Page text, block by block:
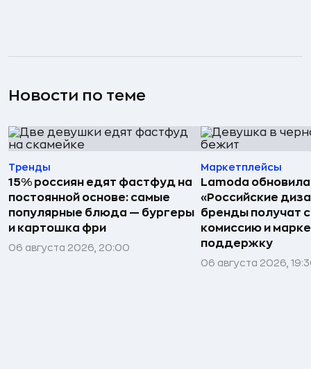
Новости по теме
Тренды
15% россиян едят фастфуд на
постоянной основе: самые
популярные блюда — бургеры
и картошка фри
06 августа 2026, 20:00
Маркетплейсы
Lamoda
«Российские
бренды получат
комиссию и
поддержку
06 августа 2026,